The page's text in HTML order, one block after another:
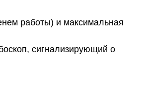
работы) и максимальная
сигнализирующий о